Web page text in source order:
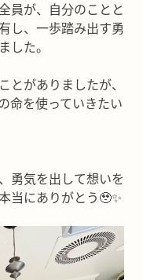
員が、自分のことと
し、一歩踏み出す勇
した。
とがありましたが、
命を使っていきたい
勇気を出して想いを
当にありがとう🥹✨